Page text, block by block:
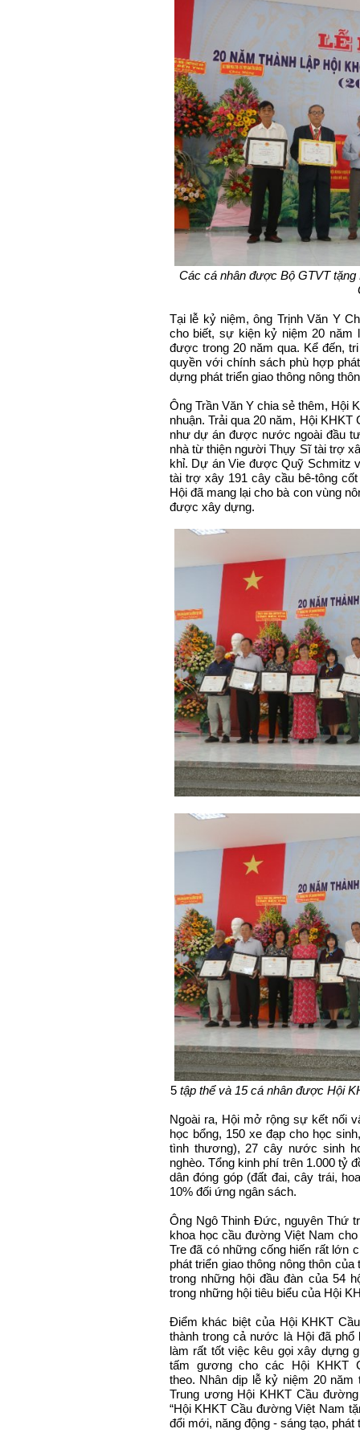
Các cá nhân được Bộ GTVT
Tại lễ kỷ niệm, ông Trịnh Văn Y
cho biết, sự kiện kỷ niệm 20 năm
được trong 20 năm qua. Kể đến,
quyền với chính sách phù hợp
dựng phát triển giao thông nông
Ông Trần Văn Y chia sẻ thêm, Hội
nhuận. Trải qua 20 năm, Hội
như dự án được nước ngoài đầu tư
nhà từ thiện người Thụy Sĩ tài trợ
khỉ. Dự án Vie được Quỹ Schmitz
tài trợ xây 191 cây cầu bê-tông
Hội đã mang lại cho bà con vùng
được xây dựng.
5 tập thể và 15 cá nhân được Hội
Ngoài ra, Hội mở rộng sự kết nối
học bổng, 150 xe đạp cho học
tình thương), 27 cây nước sinh
nghèo. Tổng kinh phí trên 1.000 tỷ
dân đóng góp (đất đai, cây trái,
10% đối ứng ngân sách.
Ông Ngô Thinh Đức, nguyên Thứ
khoa học cầu đường Việt Nam
Tre đã có những cống hiến rất lớn
phát triển giao thông nông thôn
trong những hội đầu đàn của 54
trong những hội tiêu biểu của Hội
Điểm khác biệt của Hội KHKT
thành trong cả nước là Hội đã
làm rất tốt việc kêu gọi xây dựng
tấm gương cho các Hội KHKT
theo. Nhân dịp lễ kỷ niệm 20
Trung ương Hội KHKT Cầu
“Hội KHKT Cầu đường Việt Nam
đổi mới, năng động - sáng tạo, phát